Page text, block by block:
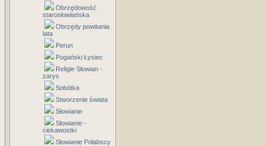
Obrzędowość
starosłowiańska
Obrzędy powitania
lata
Perun
Pogański Łysiec
Religie Słowian -
zarys
Sobótka
Stworzenie świata
Słowianie
Słowianie -
ciekawostki
Słowianie Połabscy